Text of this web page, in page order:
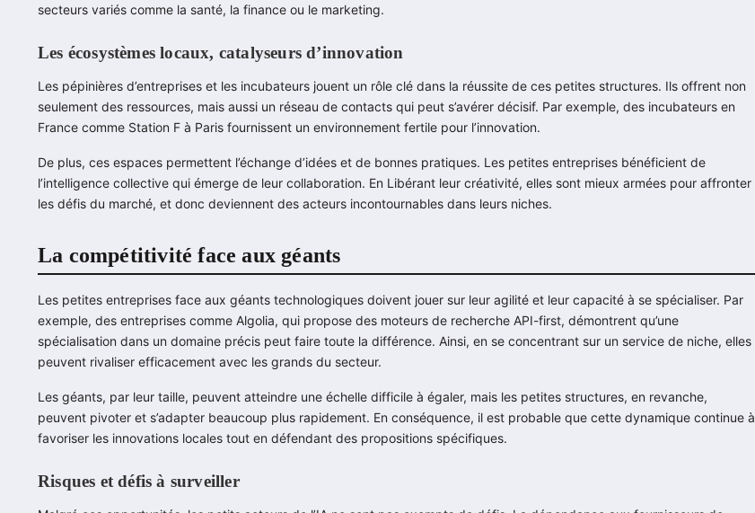
secteurs variés comme la santé, la finance ou le marketing.
Les écosystèmes locaux, catalyseurs d’innovation
Les pépinières d’entreprises et les incubateurs jouent un rôle clé dans la réussite de ces petites structures. Ils offrent non
seulement des ressources, mais aussi un réseau de contacts qui peut s’avérer décisif. Par exemple, des incubateurs en
France comme Station F à Paris fournissent un environnement fertile pour l’innovation.
De plus, ces espaces permettent l’échange d’idées et de bonnes pratiques. Les petites entreprises bénéficient de
l’intelligence collective qui émerge de leur collaboration. En Libérant leur créativité, elles sont mieux armées pour affronter
les défis du marché, et donc deviennent des acteurs incontournables dans leurs niches.
La compétitivité face aux géants
Les petites entreprises face aux géants technologiques doivent jouer sur leur agilité et leur capacité à se spécialiser. Par
exemple, des entreprises comme Algolia, qui propose des moteurs de recherche API-first, démontrent qu’une
spécialisation dans un domaine précis peut faire toute la différence. Ainsi, en se concentrant sur un service de niche, elles
peuvent rivaliser efficacement avec les grands du secteur.
Les géants, par leur taille, peuvent atteindre une échelle difficile à égaler, mais les petites structures, en revanche,
peuvent pivoter et s’adapter beaucoup plus rapidement. En conséquence, il est probable que cette dynamique continue à
favoriser les innovations locales tout en défendant des propositions spécifiques.
Risques et défis à surveiller